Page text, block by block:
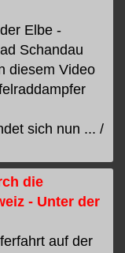
Elbe -
Schandau
diesem Video
sich nun ... /
die
- Unter der
auf der